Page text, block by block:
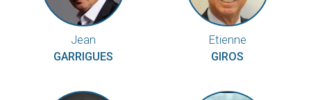
Jean
GARRIGUES
Etienne
GIROS